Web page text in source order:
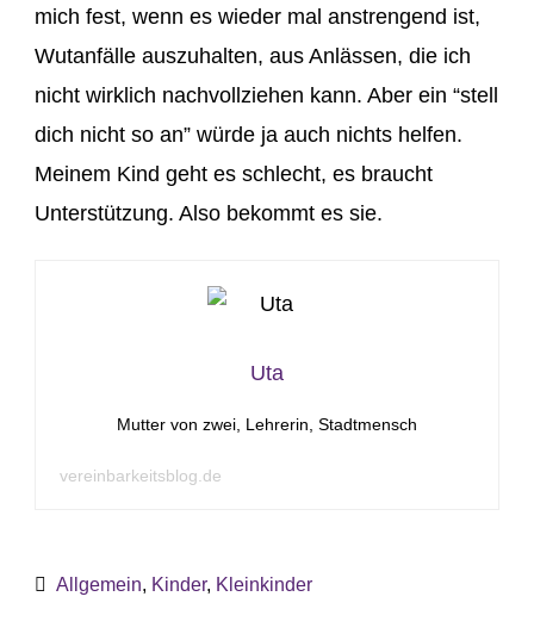
mich fest, wenn es wieder mal anstrengend ist,
Wutanfälle auszuhalten, aus Anlässen, die ich
nicht wirklich nachvollziehen kann. Aber ein “stell
dich nicht so an” würde ja auch nichts helfen.
Meinem Kind geht es schlecht, es braucht
Unterstützung. Also bekommt es sie.
Uta
Mutter von zwei, Lehrerin, Stadtmensch
vereinbarkeitsblog.de
Allgemein, Kinder, Kleinkinder